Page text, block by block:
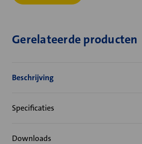
Gerelateerde producten
Beschrijving
Specificaties
Downloads